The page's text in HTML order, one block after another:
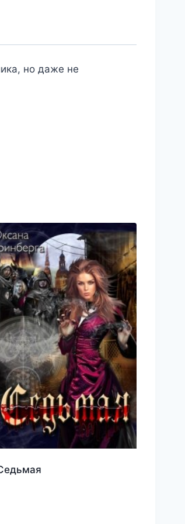
но даже не